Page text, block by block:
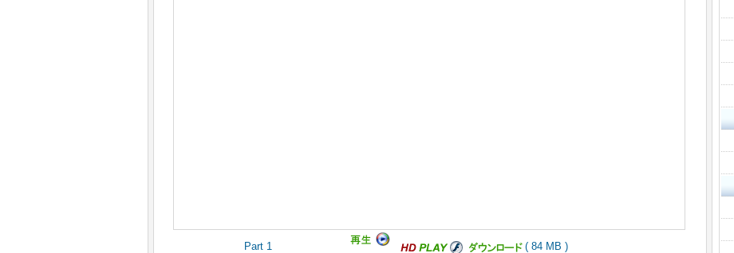
Part 1 ( 84 MB )